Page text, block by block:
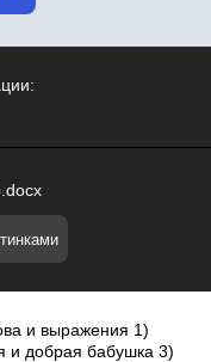
и выражения 1)
и добрая бабушка 3)